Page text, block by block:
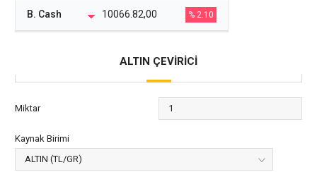
B. Cash 10066.82,00 % 2.10
ALTIN ÇEVİRİCİ
Miktar
Kaynak Birimi